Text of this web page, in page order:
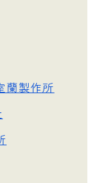
蘭製作所